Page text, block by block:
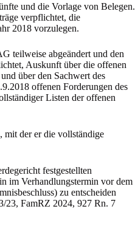
und die Vorlage von Belegen.
verpflichtet, die
2018 vorzulegen.
teilweise abgeändert und den
Auskunft über die offenen
über den Sachwert des
offenen Forderungen des
Listen der offenen
mit der er die vollständige
festgestellten
im Verhandlungstermin vor dem
zu entscheiden
23, FamRZ 2024, 927 Rn. 7